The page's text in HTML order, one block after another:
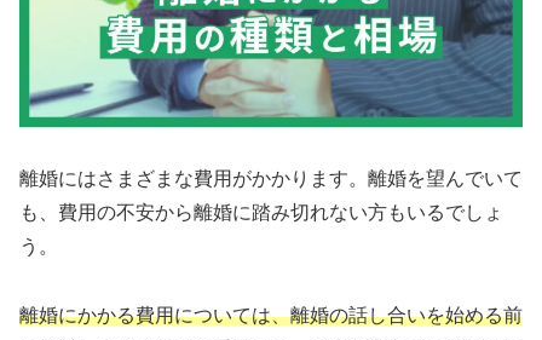
離婚にはさまざまな費用がかかります。離婚を望んでいて
も、費用の不安から離婚に踏み切れない方もいるでしょ
う。
離婚にかかる費用については、離婚の話し合いを始める前